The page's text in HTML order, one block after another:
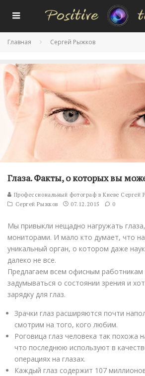
Главная Сергей Рыжков
Глаза. Факты, о которых вы
Профессиональный фотограф в Киеве Сергей
Сергей Рыжков
07.12.2015 0
Мы привыкли нещадно нагружать
мониторами. И мало кто думает, что
уникальный орган, о котором даже
далеко не все.
Предлагаем всем офисным
задумываться о состоянии зрения и
зарядку для глаз.
Зрачки глаз расширяются почти
смотрим на того, кого любим.
Роговица глаз человека так похожа
что последнюю используют в
операциях на глазах.
Каждый глаз содержит 107